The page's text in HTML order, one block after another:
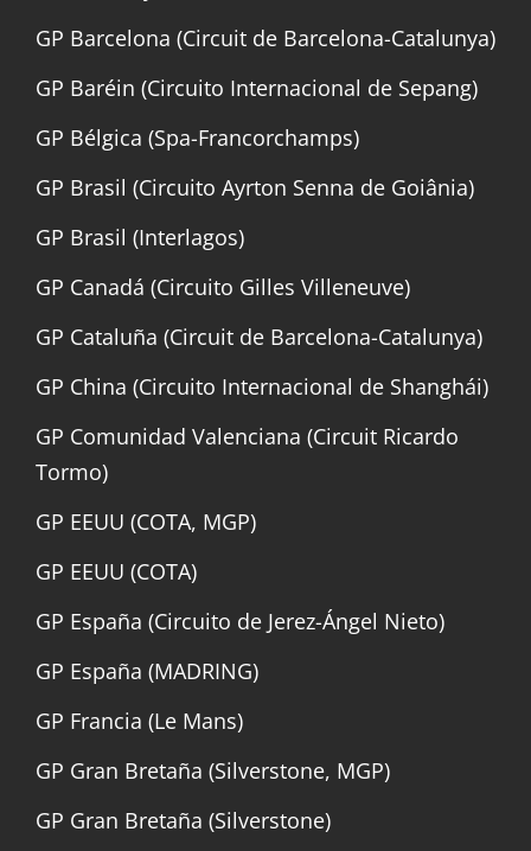
GP Barcelona (Circuit de Barcelona-Catalunya)
GP Baréin (Circuito Internacional de Sepang)
GP Bélgica (Spa-Francorchamps)
GP Brasil (Circuito Ayrton Senna de Goiânia)
GP Brasil (Interlagos)
GP Canadá (Circuito Gilles Villeneuve)
GP Cataluña (Circuit de Barcelona-Catalunya)
GP China (Circuito Internacional de Shanghái)
GP Comunidad Valenciana (Circuit Ricardo
Tormo)
GP EEUU (COTA, MGP)
GP EEUU (COTA)
GP España (Circuito de Jerez-Ángel Nieto)
GP España (MADRING)
GP Francia (Le Mans)
GP Gran Bretaña (Silverstone, MGP)
GP Gran Bretaña (Silverstone)